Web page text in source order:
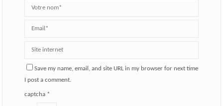
Save my name, email, and site URL in my browser for next time
I post a comment.
captcha*